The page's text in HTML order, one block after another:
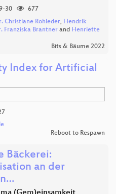
30
677
Christiane Rohleder, Hendrik
Franziska Brantner and Henriette
Bits & Bäume 2022
Index for Artificial
Reboot to Respawn
Bäckerei:
an der